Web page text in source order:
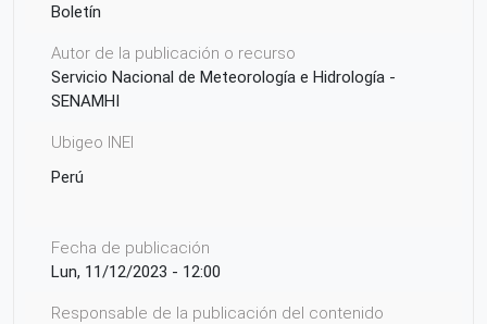
Boletín
Autor de la publicación o recurso
Servicio Nacional de Meteorología e Hidrología -
SENAMHI
Ubigeo INEI
Perú
Fecha de publicación
Lun, 11/12/2023 - 12:00
Responsable de la publicación del contenido